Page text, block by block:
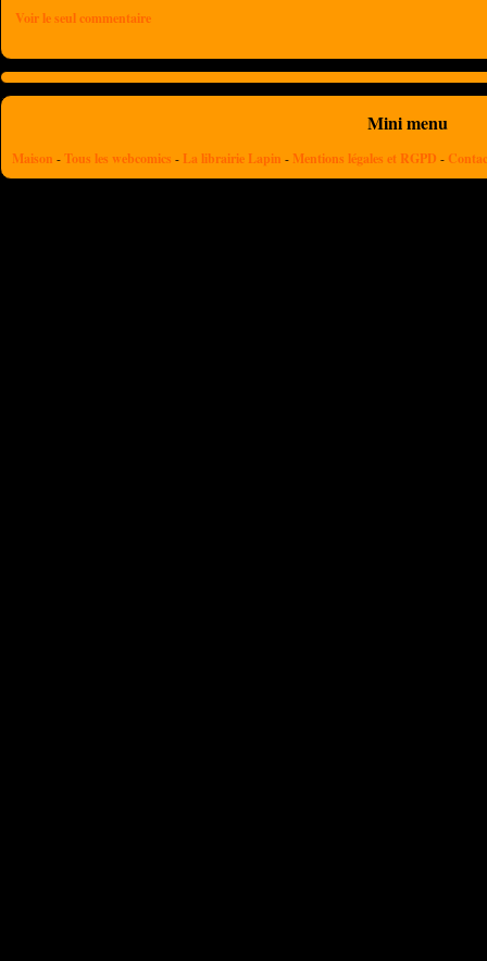
Voir le seul commentaire
Mini menu
Maison -Tous les webcomics - La librairie Lapin - Mentions légales et RGPD -